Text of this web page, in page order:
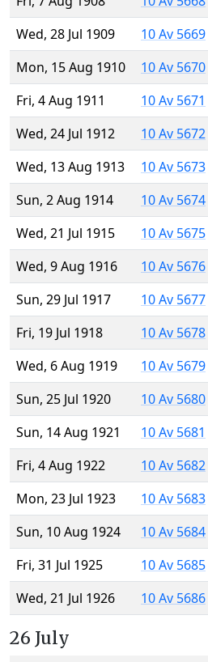
Wed, 28 Jul 1909
10 Av 5669
Mon, 15 Aug 1910
10 Av 5670
Fri, 4 Aug 1911
10 Av 5671
Wed, 24 Jul 1912
10 Av 5672
Wed, 13 Aug 1913
10 Av 5673
Sun, 2 Aug 1914
10 Av 5674
Wed, 21 Jul 1915
10 Av 5675
Wed, 9 Aug 1916
10 Av 5676
Sun, 29 Jul 1917
10 Av 5677
Fri, 19 Jul 1918
10 Av 5678
Wed, 6 Aug 1919
10 Av 5679
Sun, 25 Jul 1920
10 Av 5680
Sun, 14 Aug 1921
10 Av 5681
Fri, 4 Aug 1922
10 Av 5682
Mon, 23 Jul 1923
10 Av 5683
Sun, 10 Aug 1924
10 Av 5684
Fri, 31 Jul 1925
10 Av 5685
Wed, 21 Jul 1926
10 Av 5686
26 July